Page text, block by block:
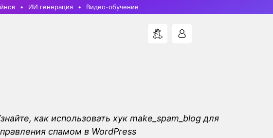
ИИ генерация Видео-обучение
как использовать хук make_spam_blog для
спамом в WordPress